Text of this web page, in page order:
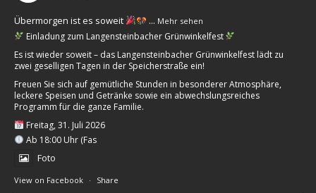
Übermorgen ist es soweit
Einladung zum Langensteinbacher Grünwinkelfest
Es ist wieder soweit – das Langensteinbacher Grünwinkelfest lädt zu
zwei geselligen Tagen in der Speicherstraße ein!
Freuen Sie sich auf gemütliche Stunden in besonderer Atmosphäre,
leckere Speisen und Getränke sowie ein abwechslungsreiches
Programm für die ganze Familie.
Freitag, 31. Juli 2026
Ab 18:00 Uhr (Fas
... Mehr sehen
Foto
View on Facebook · Share